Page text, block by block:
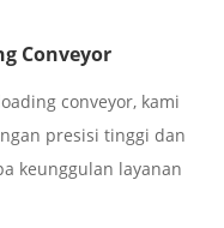
Conveyor
conveyor, kami
presisi tinggi dan
keunggulan layanan